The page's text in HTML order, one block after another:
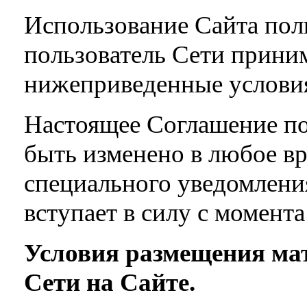
Использование Сайта
пользователь Сети
нижеприведенные
Настоящее Соглашение
быть изменено в любое
специального
вступает в силу с
Условия размещения
Сети на Сайте.